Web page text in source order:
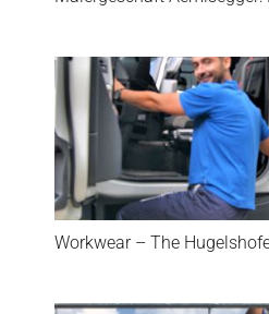
Workwear – The